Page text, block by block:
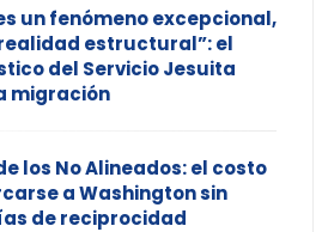
un fenómeno excepcional,
estructural”: el
del Servicio Jesuita
migración
los No Alineados: el costo
a Washington sin
de reciprocidad